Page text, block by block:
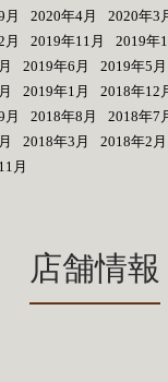
月 2020年4月 2020年3
月 2019年11月 2019年
2019年6月 2019年5月
2019年1月 2018年12
月 2018年8月 2018年7
2018年3月 2018年2月
月
店舗情報